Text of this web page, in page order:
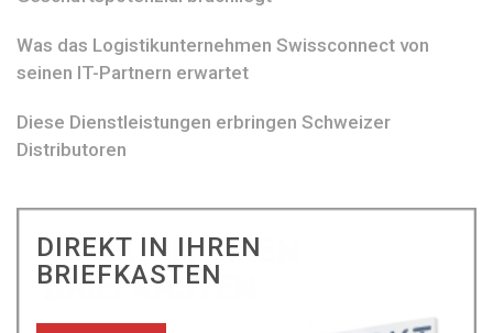
Was das Logistikunternehmen Swissconnect von
seinen IT-Partnern erwartet
Diese Dienstleistungen erbringen Schweizer
Distributoren
DIREKT IN IHREN
BRIEFKASTEN